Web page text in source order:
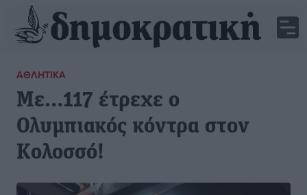
ΑΘΛΗΤΙΚΆ
Με…117 έτρεχε ο
Ολυμπιακός κόντρα στον
Κολοσσό!